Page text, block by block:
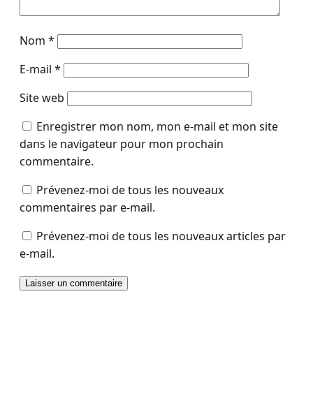
Nom *
E-mail *
Site web
Enregistrer mon nom, mon e-mail et mon site
dans le navigateur pour mon prochain
commentaire.
Prévenez-moi de tous les nouveaux
commentaires par e-mail.
Prévenez-moi de tous les nouveaux articles par
e-mail.